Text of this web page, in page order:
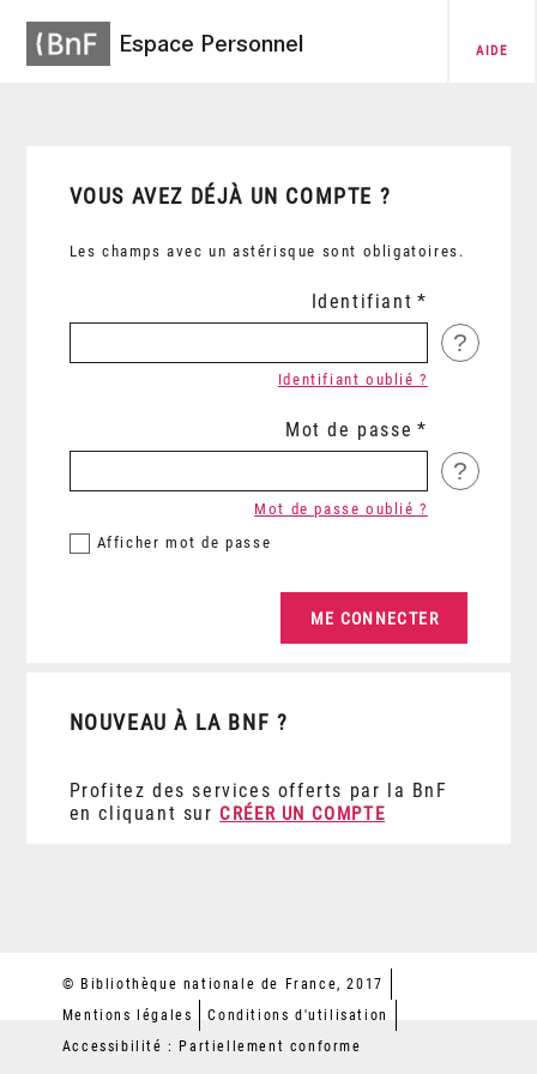
Espace Personnel AIDE
VOUS AVEZ DÉJÀ UN COMPTE ?
Les champs avec un astérisque sont obligatoires.
Identifiant
?
Identifiant oublié ?
Mot de passe
?
Afficher mot de passe
Mot de passe oublié ?
NOUVEAU À LA BNF ?
Profitez des services offerts par la BnF
en cliquant sur CRÉER UN COMPTE
© Bibliothèque nationale de France, 2017
Mentions légales
Conditions d'utilisation
Accessibilité : Partiellement conforme